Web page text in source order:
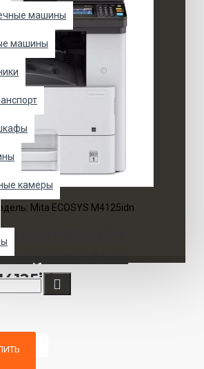
машины
машины
камеры
Mita ECOSYS M4125idn
Kyocera Mita